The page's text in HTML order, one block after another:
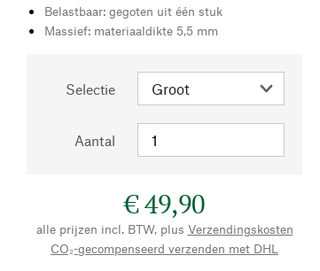
Belastbaar: gegoten uit één stuk
Massief: materiaaldikte 5,5 mm
Selectie
Aantal
€ 49,90
alle prijzen incl. BTW, plus Verzendingskosten
CO₂-gecompenseerd verzenden met DHL